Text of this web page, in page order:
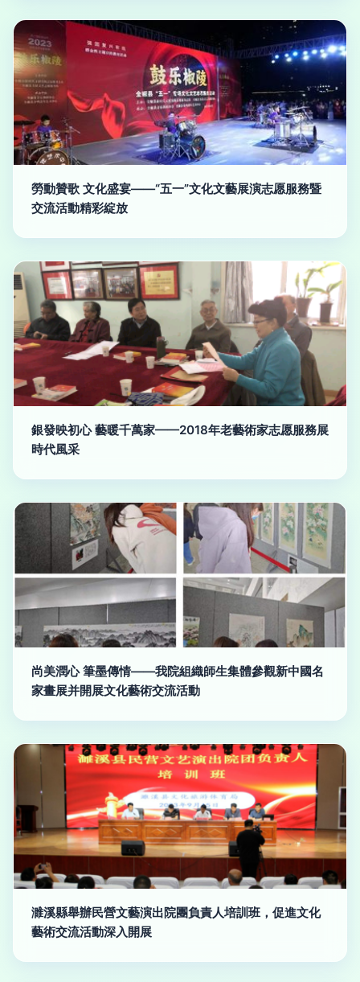
勞動贊歌 文化盛宴——“五一”文化文藝展演志愿服務暨
交流活動精彩綻放
銀發映初心 藝暖千萬家——2018年老藝術家志愿服務展
時代風采
尚美潤心 筆墨傳情——我院組織師生集體參觀新中國名
家畫展并開展文化藝術交流活動
濉溪縣舉辦民營文藝演出院團負責人培訓班，促進文化
藝術交流活動深入開展